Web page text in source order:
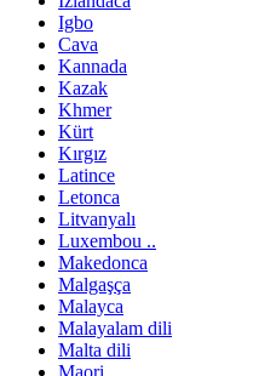
Igbo
Cava
Kannada
Kazak
Khmer
Kürt
Kırgız
Latince
Letonca
Litvanyalı
Luxembou ..
Makedonca
Malgaşça
Malayca
Malayalam dili
Malta dili
Maori